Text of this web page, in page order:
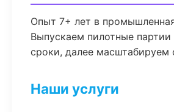
Опыт 7+ лет в
Выпускаем пилотные
сроки, далее масштабируем
Наши услуги